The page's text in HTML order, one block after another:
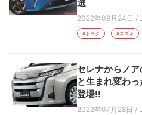
選
2022年09月24日 /
#トヨタ #スズキ
セレナからノ
と生まれ変わ
登場!!
2022年07月28日 /